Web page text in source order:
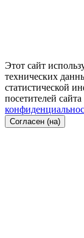
Этот сайт
технических
статистической
посетителей
Согласен (на)